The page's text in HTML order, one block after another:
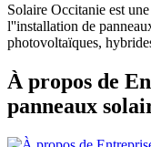
Solaire Occitanie est
l''installation de
photovoltaïques,
À propos de
panneaux